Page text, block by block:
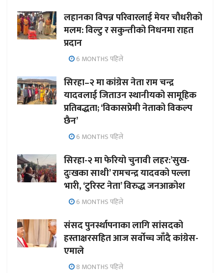
लहानका विपन्न परिवारलाई मेयर चौधरीको
मलम: विल्टु र सकुन्तीको निधनमा राहत
प्रदान
6 MONTHS पहिले
सिरहा–२ मा कांग्रेस नेता राम चन्द्र
यादवलाई जिताउन स्थानीयको सामूहिक
प्रतिबद्धता; ‘विकासप्रेमी नेताको विकल्प
छैन’
6 MONTHS पहिले
सिरहा-२ मा फेरियो चुनावी लहर:’सुख-
दुःखका साथी’ रामचन्द्र यादवको पल्ला
भारी, ‘टुरिस्ट नेता’ विरुद्ध जनआक्रोश
6 MONTHS पहिले
संसद पुनर्स्थापनाका लागि सांसदको
हस्ताक्षरसहित आज सर्वोच्च जाँदै कांग्रेस-
एमाले
8 MONTHS पहिले